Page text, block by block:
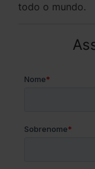
todo o mundo.